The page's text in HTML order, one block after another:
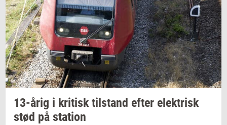
13-årig i kri­tisk til­stand efter elek­trisk
stød på sta­tion